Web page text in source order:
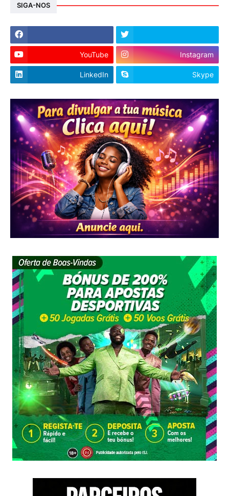
SIGA-NOS
YouTube Instagram
LinkedIn Skype